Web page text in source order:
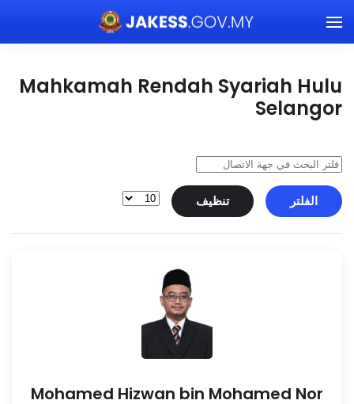
Skip to main content
Mahkamah Rendah Syariah Hulu
Selangor
الفلتر تنظيف
Mohamed Hizwan bin Mohamed Nor